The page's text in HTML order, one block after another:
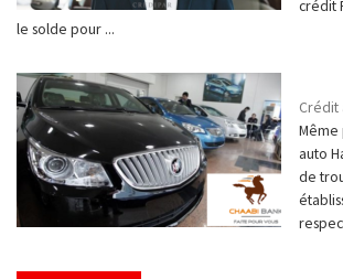
crédit
le solde pour ...
Crédit
auto
de